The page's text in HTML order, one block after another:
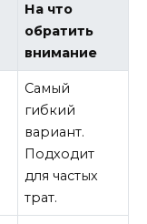
На что
обратить
внимание
Самый
гибкий
вариант.
Подходит
для частых
трат.